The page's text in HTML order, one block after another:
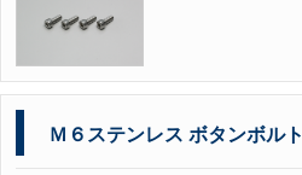
Ｍ６ステンレス ボタンボルト